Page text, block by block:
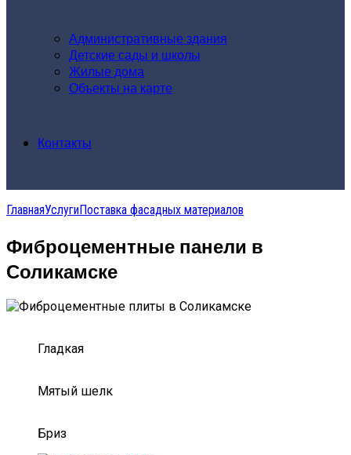
Административные здания
Детские сады и школы
Жилые дома
Объекты на карте
Контакты
ГлавнаяУслугиПоставка фасадных материалов
Фиброцементные панели в
Соликамске
Гладкая
Мятый шелк
Бриз